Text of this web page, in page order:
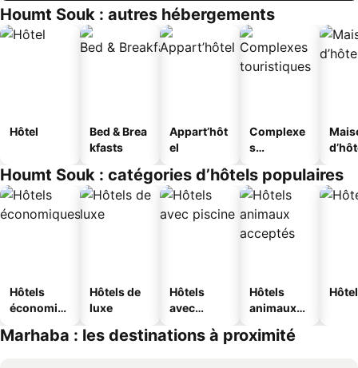
Houmt Souk : autres hébergements
Hôtel
Bed & Brea
kfasts
Appart’hôt
el
Complexe
s
s
Houmt Souk : catégories d’hôtels populaires
Hôtels
économiq
Hôtels de
luxe
Hôtels
avec
Hôtels
animaux
Marhaba : les destinations à proximité